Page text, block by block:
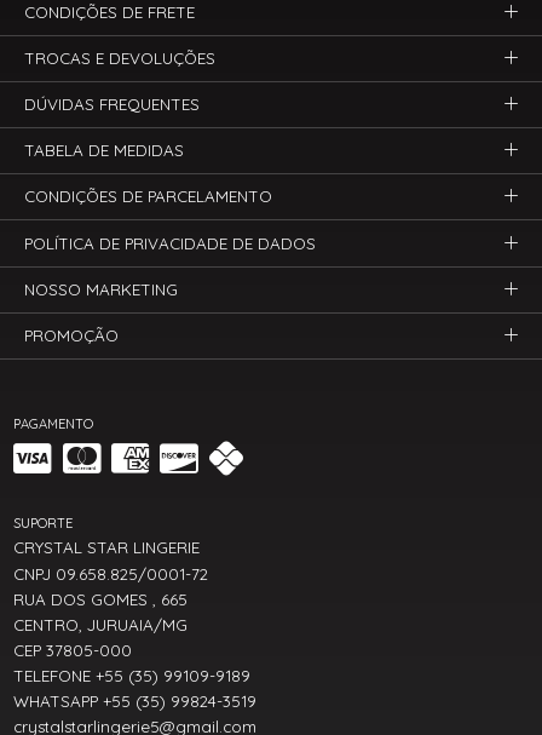
PAGAMENTO
SUPORTE
CRYSTAL STAR LINGERIE
CNPJ 09.658.825/0001-72
RUA DOS GOMES , 665
CENTRO, JURUAIA/MG
CEP 37805-000
TELEFONE +55 (35) 99109-9189
WHATSAPP +55 (35) 99824-3519
crystalstarlingerie5@gmail.com
CONDIÇÕES DE FRETE
TROCAS E DEVOLUÇÕES
DÚVIDAS FREQUENTES
TABELA DE MEDIDAS
CONDIÇÕES DE PARCELAMENTO
POLÍTICA DE PRIVACIDADE DE DADOS
NOSSO MARKETING
PROMOÇÃO